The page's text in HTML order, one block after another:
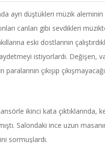
ayrı düştükleri müzik
canları gibi sevdikleri
eski dostlarının
istiyorlardı. Değişen,
çıkışıp
ikinci kata çıktıklarında,
Salondaki ince uzun
sormuşlardı.